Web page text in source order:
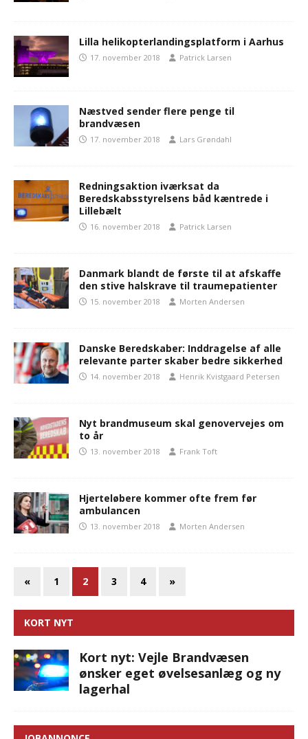
Lilla helikopterlandingsplatform i Aarhus
17. november 2018 Patrick Larsen
Næstved sender flere penge til
brandvæsen
17. november 2018 Lars Grøndahl
Redningsaktion iværksat da
Beredskabsstyrelsens båd kæntrede i
Lillebælt
16. november 2018 Patrick Larsen
Danmark blandt de første til at afskaffe
den stive halskrave til traumepatienter
15. november 2018 Morten Andersen
Danske Beredskaber: Inddragelse af alle
relevante parter skaber bedre sikkerhed
14. november 2018 Henrik Kvistgaard Petersen
Nyt brandmuseum skal genovervejes om
to år
13. november 2018 Frank Toft
Hjerteløbere kommer ofte frem før
ambulancen
13. november 2018 Morten Andersen
« 1 2 3 4 »
KORT NYT
Kort nyt: Vejle Brandvæsen
ønsker eget øvelsesanlæg og ny
lagerhal